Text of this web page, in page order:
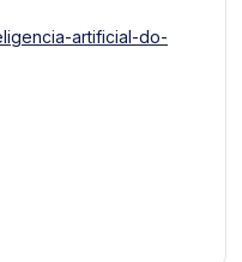
artificial-do-